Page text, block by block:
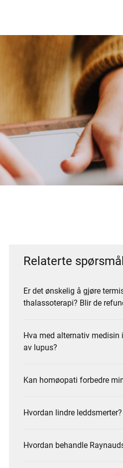
Relaterte spørsmål
Er det ønskelig å gjøre
thalassoterapi? Blir de
Hva med alternativ medisin
av lupus?
Kan homøopati forbedre
Hvordan lindre leddsmerter?
Hvordan behandle